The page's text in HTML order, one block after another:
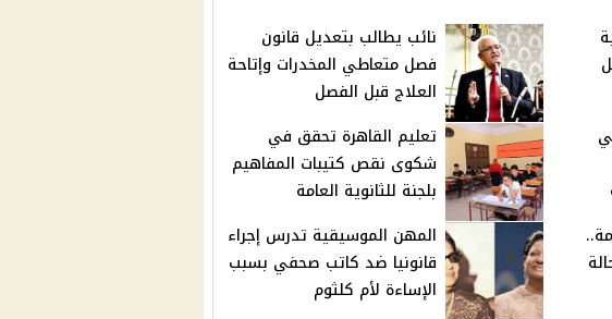
نائب يطالب بتعديل قانون
فصل متعاطي المخدرات وإتاحة
العلاج قبل الفصل
في
تعليم القاهرة تحقق في
شكوى نقص كتيبات المفاهيم
بلجنة للثانوية العامة
المهن الموسيقية تدرس إجراء
قانونيا ضد كاتب صحفي بسبب
الإساءة لأم كلثوم